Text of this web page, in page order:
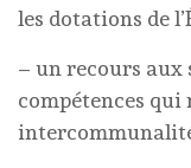
les dotations de
– un recours aux
compétences qui